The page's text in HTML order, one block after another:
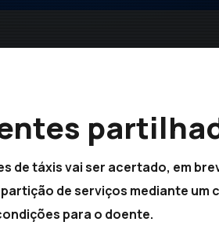
de táxis vai ser acertado, em
de serviços mediante um
para o doente.